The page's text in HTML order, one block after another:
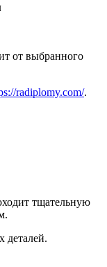
от выбранного
radiplomy.com/.
тщательную
деталей.